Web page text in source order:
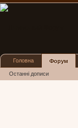
Головна Форум
Останні дописи